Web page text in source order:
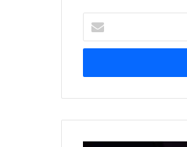
Posta
adresinizi